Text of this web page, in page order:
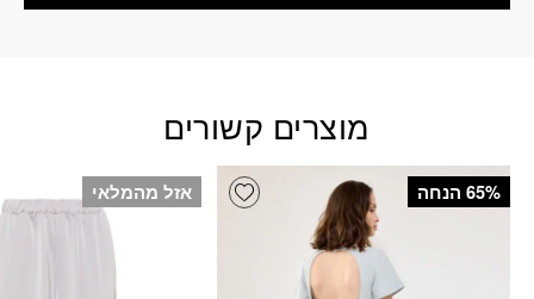
מוצרים קשורים
Add wishlist ‫65% הנחה אזל מהמלאי